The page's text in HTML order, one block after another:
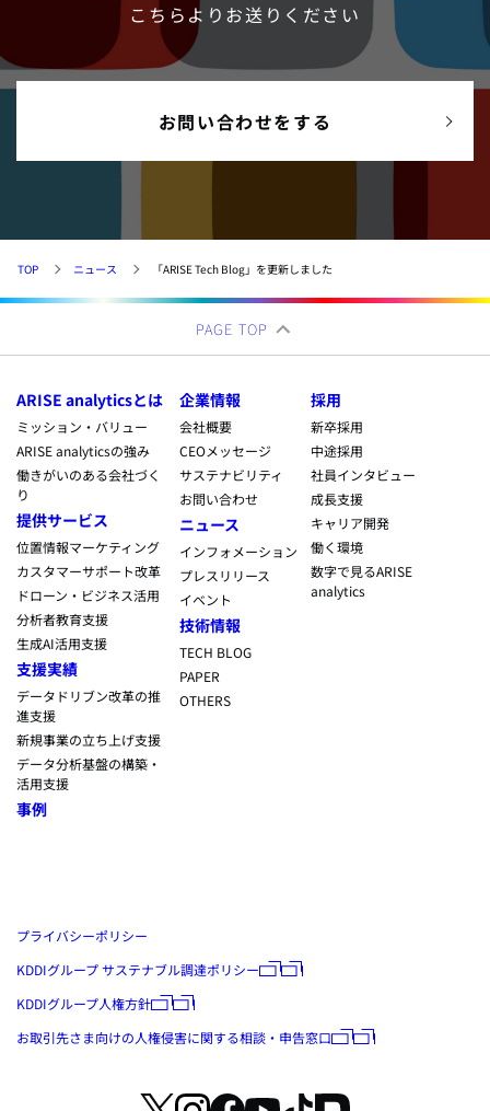
こちらよりお送りください
お問い合わせをする
TOP ニュース 「ARISE Tech Blog」を更新しました
PAGE TOP
プライバシーポリシー
KDDIグループ サステナブル調達ポリシー
KDDIグループ人権方針
お取引先さま向けの人権侵害に関する相談・申告窓口
ARISE analyticsとは
ミッション・バリュー
ARISE analyticsの強み
働きがいのある会社づく
り
提供サービス
位置情報マーケティング
カスタマーサポート改革
ドローン・ビジネス活用
分析者教育支援
生成AI活用支援
支援実績
データドリブン改革の推
進支援
新規事業の立ち上げ支援
データ分析基盤の構築・
活用支援
事例
企業情報
会社概要
CEOメッセージ
サステナビリティ
お問い合わせ
ニュース
インフォメーション
プレスリリース
イベント
技術情報
TECH BLOG
PAPER
OTHERS
採用
新卒採用
中途採用
社員インタビュー
成長支援
キャリア開発
働く環境
数字で見るARISE
analytics